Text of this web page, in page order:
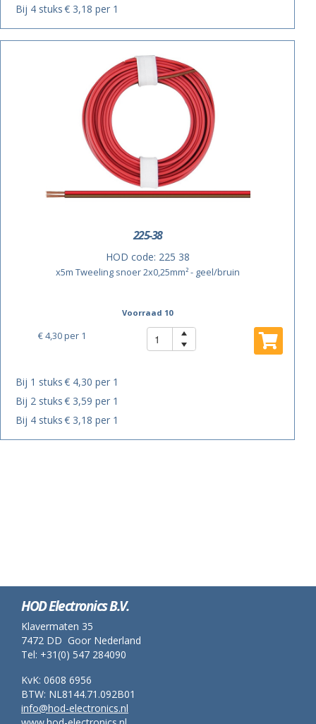
Bij 4 stuks€ 3,18 per 1
225-38
HOD code: 225 38
x5m Tweeling snoer 2x0,25mm² - geel/bruin
Voorraad 10
€ 4,30per 1
Bij 1 stuks€ 4,30 per 1
Bij 2 stuks€ 3,59 per 1
Bij 4 stuks€ 3,18 per 1
HOD Electronics B.V.
Klavermaten 35
7472 DD Goor Nederland
Tel: +31(0) 547 284090
KvK: 0608 6956
BTW: NL8144.71.092B01
info@hod-electronics.nl